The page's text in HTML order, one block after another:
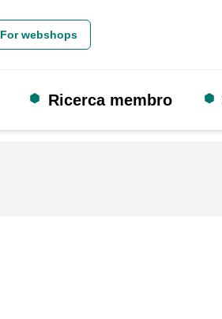
For webshops
Ricerca membro